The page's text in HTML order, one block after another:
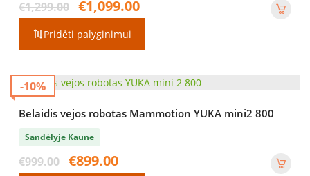
€1,299.00
price
was:
€1,299.00.
€1,099.00
Pridėti palyginimui
-10%
Belaidis vejos robotas Mammotion YUKA mini2 800
Sandėlyje Kaune
€999.00
Original
price
€899.00